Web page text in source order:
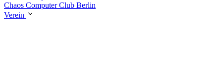
Chaos Computer Club Berlin
Verein